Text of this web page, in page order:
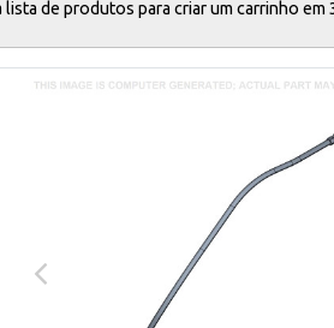
lista de produtos para criar um carrinho em